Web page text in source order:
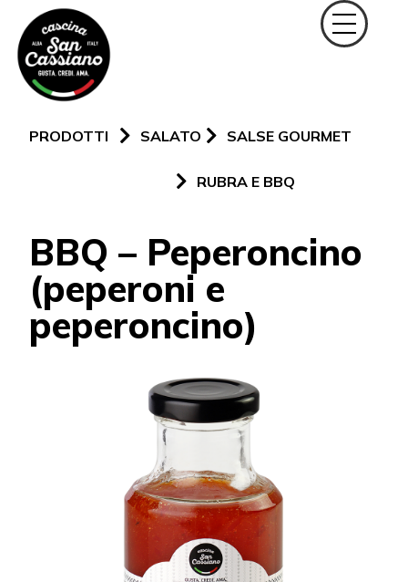
PRODOTTI SALATO SALSE GOURMET
RUBRA E BBQ
BBQ – Peperoncino
(peperoni e
peperoncino)